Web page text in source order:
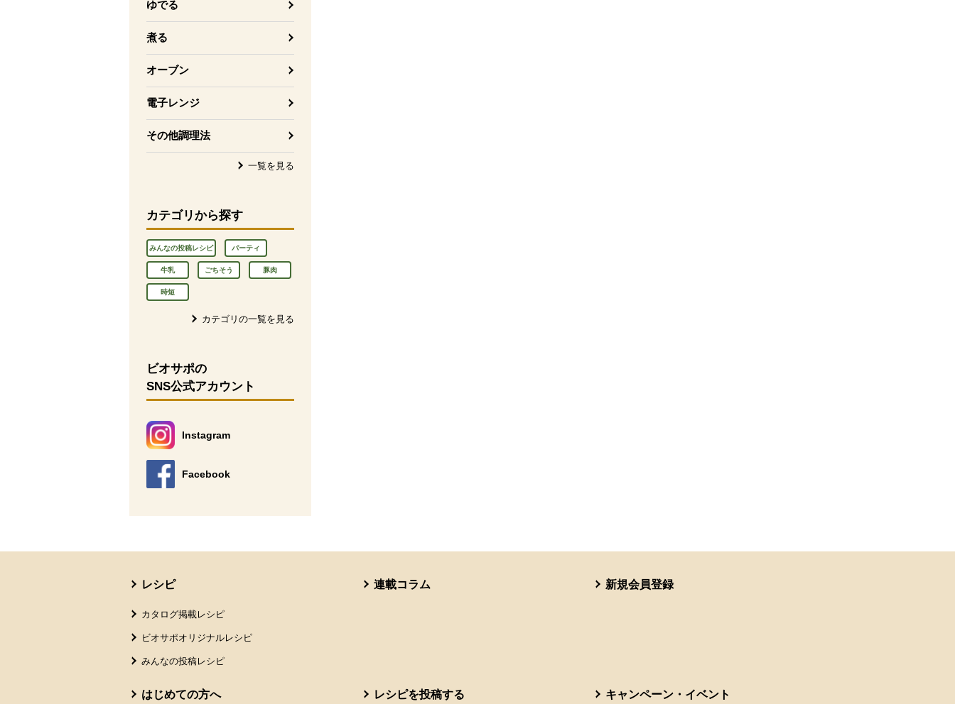
ゆでる
煮る
オーブン
電子レンジ
その他調理法
一覧を見る
カテゴリから探す
みんなの投稿レシピ パーティ
牛乳 ごちそう 豚肉
時短
カテゴリの一覧を見る
ビオサポの
SNS公式アカウント
Instagram
別のウィンドウで開きます。
Facebook
別のウィンドウで開きます。
レシピ
カタログ掲載レシピ
ビオサポオリジナルレシピ
みんなの投稿レシピ
連載コラム 新規会員登録
はじめての方へ レシピを投稿する キャンペーン・イベント